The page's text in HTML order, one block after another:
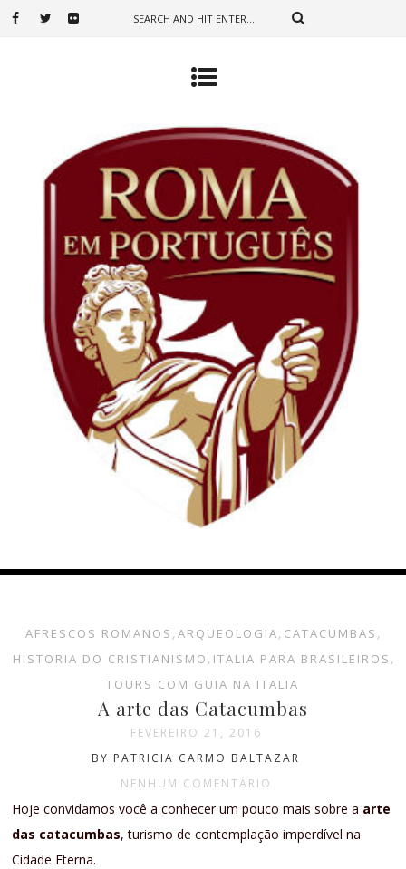
AFRESCOS ROMANOS ,ARQUEOLOGIA, CATACUMBAS ,
HISTORIA DO CRISTIANISMO , ITALIA PARA BRASILEIROS ,
TOURS COM GUIA NA ITALIA
A arte das Catacumbas
FEVEREIRO 21, 2016
BY PATRICIA CARMO BALTAZAR
NENHUM COMENTÁRIO
Hoje convidamos você a conhecer um pouco mais sobre a arte
das catacumbas, turismo de contemplação imperdível na
Cidade Eterna.